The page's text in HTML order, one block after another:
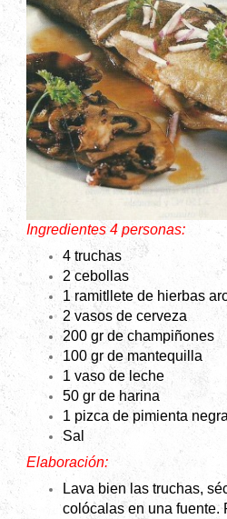
Ingredientes 4 personas:
4 truchas
2 cebollas
1 ramitllete de hierbas
2 vasos de cerveza
200 gr de champiñones
100 gr de mantequilla
1 vaso de leche
50 gr de harina
1 pizca de pimienta
Sal
Elaboración:
Lava bien las truchas,
colócalas en una fuente.